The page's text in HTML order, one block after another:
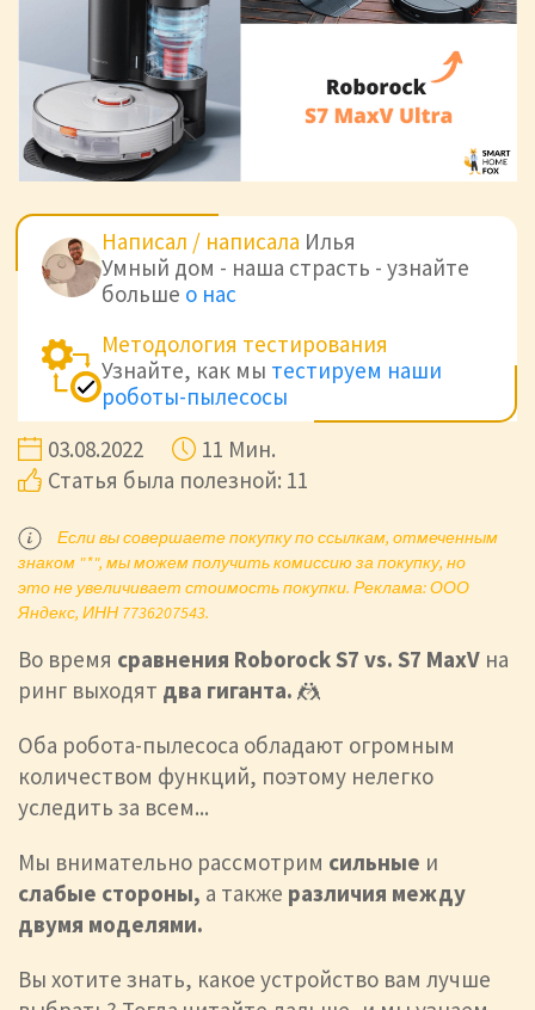
Написал / написала Илья
Умный дом - наша страсть - узнайте
больше о нас
Методология тестирования
Узнайте, как мы тестируем наши
роботы-пылесосы
03.08.2022
11 Мин.
Статья была полезной: 11
Если вы совершаете покупку по ссылкам, отмеченным
знаком "*", мы можем получить комиссию за покупку, но
это не увеличивает стоимость покупки. Реклама: ООО
Яндекс, ИНН 7736207543.
Во время сравнения Roborock S7 vs. S7 MaxV на
ринг выходят два гиганта. 🤼
Оба робота-пылесоса обладают огромным
количеством функций, поэтому нелегко
уследить за всем...
Мы внимательно рассмотрим сильные и
слабые стороны, а также различия между
двумя моделями.
Вы хотите знать, какое устройство вам лучше